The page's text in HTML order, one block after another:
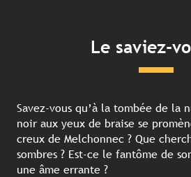
Le saviez-
Savez-vous qu’à la tombée de la
noir aux yeux de braise se
creux de Melchonnec ? Que
sombres ? Est-ce le fantôme de
une âme errante ?